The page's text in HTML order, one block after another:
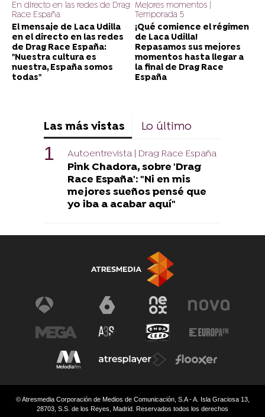
En directo en las redes de Drag
Race España
El mensaje de Laca Udilla
en el directo en las redes
de Drag Race España:
"Nuestra cultura es
nuestra, España somos
todas"
Mejores momentos |
Temporada 5
¡Qué comience el régimen
de Laca Udilla!
Repasamos sus mejores
momentos hasta llegar a
la final de Drag Race
España
Las más vistas Lo último
Autoentrevista | Drag Race España
Pink Chadora, sobre 'Drag
Race España': "Ni en mis
mejores sueños pensé que
yo iba a acabar aquí"
© Atresmedia Corporación de Medios de Comunicación, S.A - A. Isla Graciosa 13,
28703, S.S. de los Reyes, Madrid. Reservados todos los derechos